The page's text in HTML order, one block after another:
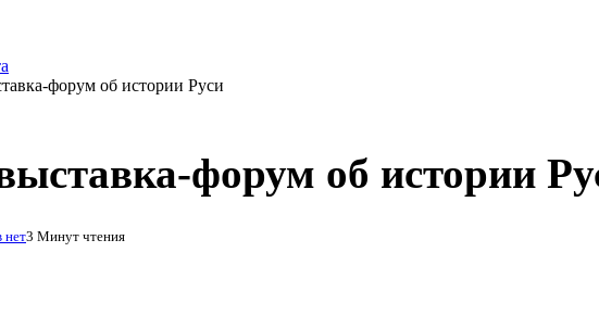
форум об истории Руси
форум об истории
нет3 Минут чтения